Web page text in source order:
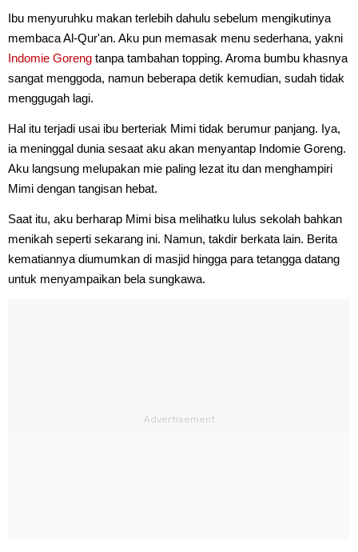
Ibu menyuruhku makan terlebih dahulu sebelum mengikutinya
membaca Al-Qur'an. Aku pun memasak menu sederhana, yakni
Indomie Goreng tanpa tambahan topping. Aroma bumbu khasnya
sangat menggoda, namun beberapa detik kemudian, sudah tidak
menggugah lagi.
Hal itu terjadi usai ibu berteriak Mimi tidak berumur panjang. Iya,
ia meninggal dunia sesaat aku akan menyantap Indomie Goreng.
Aku langsung melupakan mie paling lezat itu dan menghampiri
Mimi dengan tangisan hebat.
Saat itu, aku berharap Mimi bisa melihatku lulus sekolah bahkan
menikah seperti sekarang ini. Namun, takdir berkata lain. Berita
kematiannya diumumkan di masjid hingga para tetangga datang
untuk menyampaikan bela sungkawa.